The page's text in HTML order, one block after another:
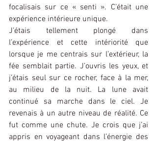
focalisais sur ce « senti ». C’était une
expérience intérieure unique.
J’étais tellement plongé dans
l’expérience et cette intériorité que
lorsque je me centrais sur l’extérieur, la
fée semblait partie. J’ouvris les yeux, et
j’étais seul sur ce rocher, face à la mer,
au milieu de la nuit. La lune avait
continué sa marche dans le ciel. Je
revenais à un autre niveau de réalité. Ce
fut comme une chute. Je crois que j’ai
appris en voyageant dans l’énergie des